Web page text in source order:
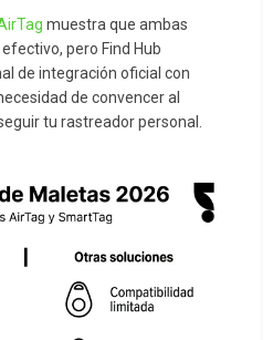
muestra que ambas
pero Find Hub
de integración oficial con
de convencer al
tu rastreador personal.